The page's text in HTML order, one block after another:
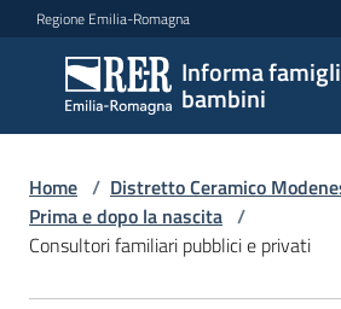
Vai al contenuto
Vai alla navigazione
Vai al footer
Regione Emilia-Romagna
Informa
bambini
Informa
famiglie
e
bambini
Home / Distretto Ceramico
Prima e dopo la nascita /
Consultori familiari pubblici e privati